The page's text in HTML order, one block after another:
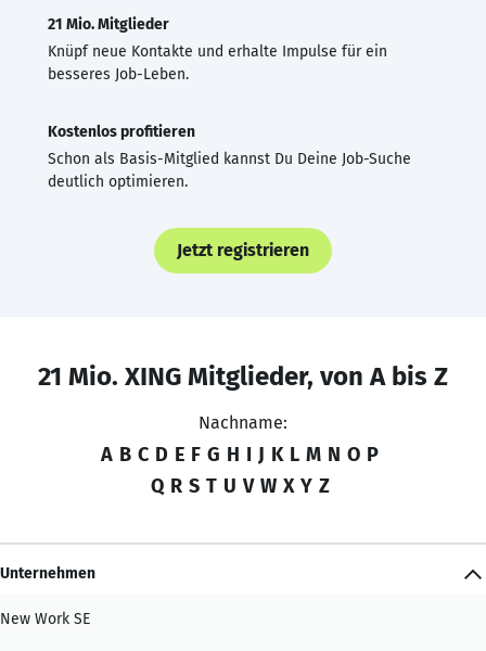
21 Mio. Mitglieder
Knüpf neue Kontakte und erhalte Impulse für ein
besseres Job-Leben.
Kostenlos profitieren
Schon als Basis-Mitglied kannst Du Deine Job-Suche
deutlich optimieren.
Jetzt registrieren
21 Mio. XING Mitglieder, von A bis Z
Nachname:
A B C D E F G H I J K L M N O P
Q R S T U V W X Y Z
Unternehmen
New Work SE